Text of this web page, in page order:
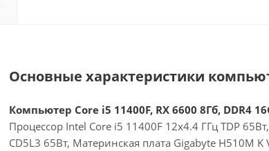
Основные характеристики
Компьютер Core i5 11400F, RX 6600 8Гб, DDR4
Процессор Intel Core i5 11400F 12x4.4 ГГц TDP
CD5L3 65Вт, Материнская плата Gigabyte H510M